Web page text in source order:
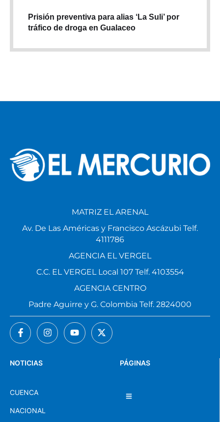
Prisión preventiva para alias ‘La Suli’ por
tráfico de droga en Gualaceo
PÁGINAS
NOTICIAS
CUENCA
NACIONAL
MATRIZ EL ARENAL
Av. De Las Américas y Francisco Ascázubi Telf.
4111786
AGENCIA EL VERGEL
C.C. EL VERGEL Local 107 Telf. 4103554
AGENCIA CENTRO
Padre Aguirre y G. Colombia Telf. 2824000